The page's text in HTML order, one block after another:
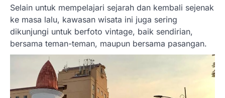
Selain untuk mempelajari sejarah dan kembali sejenak
ke masa lalu, kawasan wisata ini juga sering
dikunjungi untuk berfoto vintage, baik sendirian,
bersama teman-teman, maupun bersama pasangan.